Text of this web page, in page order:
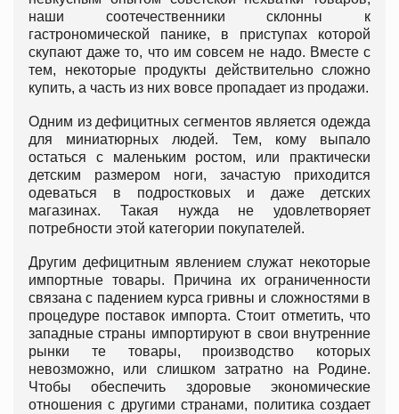
наши соотечественники склонны к
гастрономической панике, в приступах которой
скупают даже то, что им совсем не надо. Вместе с
тем, некоторые продукты действительно сложно
купить, а часть из них вовсе пропадает из продажи.
Одним из дефицитных сегментов является одежда
для миниатюрных людей. Тем, кому выпало
остаться с маленьким ростом, или практически
детским размером ноги, зачастую приходится
одеваться в подростковых и даже детских
магазинах. Такая нужда не удовлетворяет
потребности этой категории покупателей.
Другим дефицитным явлением служат некоторые
импортные товары. Причина их ограниченности
связана с падением курса гривны и сложностями в
процедуре поставок импорта. Стоит отметить, что
западные страны импортируют в свои внутренние
рынки те товары, производство которых
невозможно, или слишком затратно на Родине.
Чтобы обеспечить здоровые экономические
отношения с другими странами, политика создает